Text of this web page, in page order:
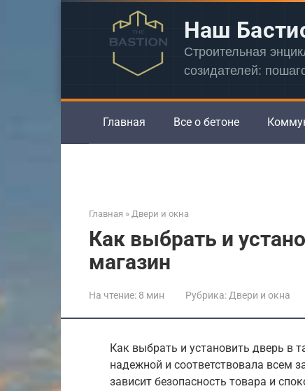
Наш
Строительная
созидателей:
Главная Все о бетоне
Главная » Двери и окна
Как выбрать и
магазин
На чтение: 8 мин Рубрика: Двери и окна
Как выбрать и установить дверь в
надежной и соответствовала всем
зависит безопасность товара и